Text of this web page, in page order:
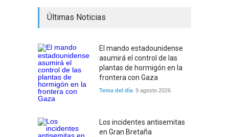
Últimas Noticias
El mando estadounidense
asumirá el control de las
plantas de hormigón en la
frontera con Gaza
Tema del día 9 agosto 2026
Los incidentes antisemitas
en Gran Bretaña